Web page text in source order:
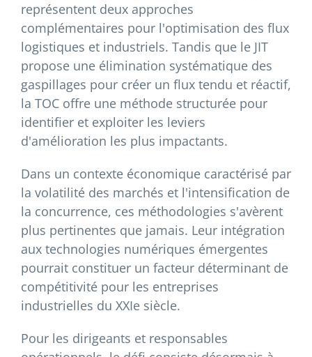
représentent deux approches
complémentaires pour l'optimisation des flux
logistiques et industriels. Tandis que le JIT
propose une élimination systématique des
gaspillages pour créer un flux tendu et réactif,
la TOC offre une méthode structurée pour
identifier et exploiter les leviers
d'amélioration les plus impactants.
Dans un contexte économique caractérisé par
la volatilité des marchés et l'intensification de
la concurrence, ces méthodologies s'avèrent
plus pertinentes que jamais. Leur intégration
aux technologies numériques émergentes
pourrait constituer un facteur déterminant de
compétitivité pour les entreprises
industrielles du XXIe siècle.
Pour les dirigeants et responsables